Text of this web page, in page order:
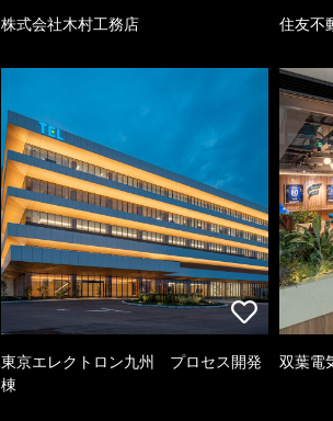
株式会社木村工務店 住友不
東京エレクトロン九州 プロセス開発
棟
双葉電